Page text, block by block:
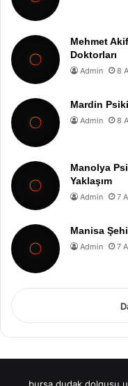
Mehmet
Doktorları
Admin 8
Mardin
Admin 8
Manolya
Yaklaşım
Admin 7
Manisa
Admin 7
bursa dudak dolgusu